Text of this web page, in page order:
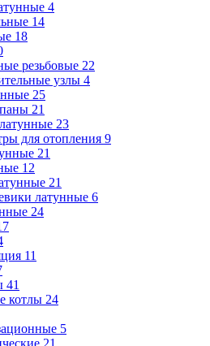
4
14
18
резьбовые 22
узлы 4
25
21
23
для отопления 9
21
12
21
латунные 6
24
11
41
котлы 24
5
21